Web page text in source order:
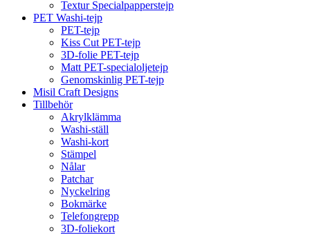
Textur Specialpapperstejp
PET Washi-tejp
PET-tejp
Kiss Cut PET-tejp
3D-folie PET-tejp
Matt PET-specialoljetejp
Genomskinlig PET-tejp
Misil Craft Designs
Tillbehör
Akrylklämma
Washi-ställ
Washi-kort
Stämpel
Nålar
Patchar
Nyckelring
Bokmärke
Telefongrepp
3D-foliekort